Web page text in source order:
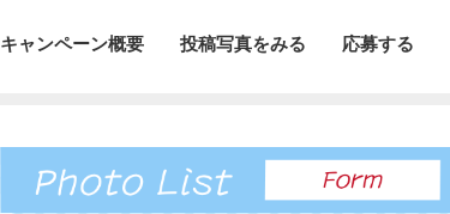
キャンペーン概要 投稿写真をみる 応募する